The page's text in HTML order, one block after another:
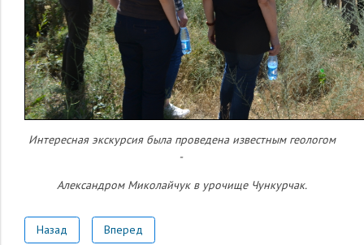
Интересная экскурсия была проведена известным геологом
-
Александром Миколайчук в урочище Чункурчак.
Назад Вперед